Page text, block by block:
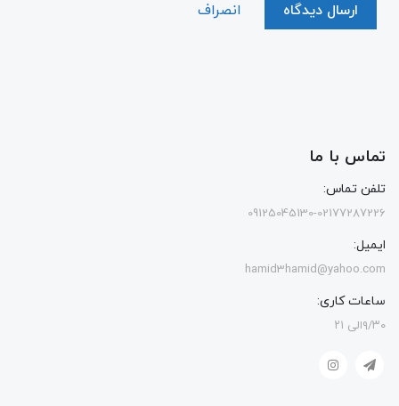
ارسال دیدگاه انصراف
تماس با ما
تلفن تماس:
09125045130-02177287226
ایمیل:
hamid3hamid@yahoo.com
ساعات کاری:
۹/۳۰الی ۲۱